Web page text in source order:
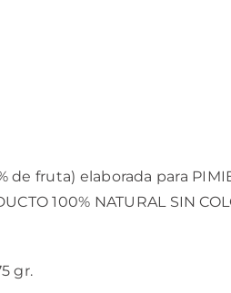
de fruta) elaborada para
100% NATURAL SIN
gr.